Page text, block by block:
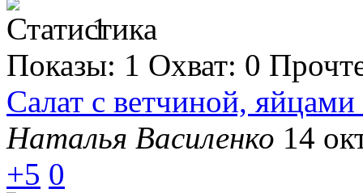
1
Показы: 1 Охват: 0
Салат с ветчиной,
Наталья Василенко 14
+5 0